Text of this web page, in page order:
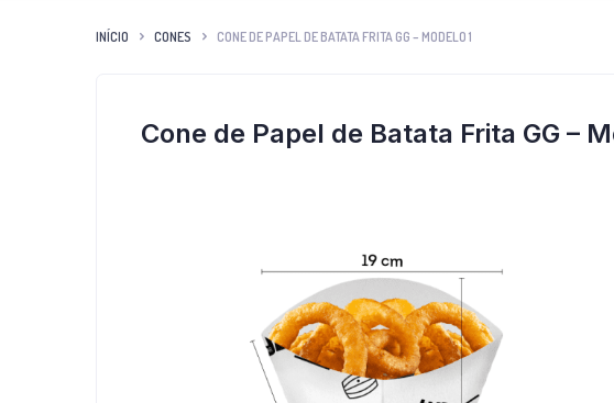
INÍCIO CONES CONE DE PAPEL DE BATATA FRITA GG – MODELO 1
Cone de Papel de Batata Frita GG –